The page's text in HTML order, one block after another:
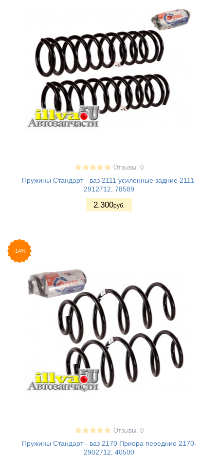
Отзывы: 0
Пружины Стандарт - ваз 2111 усиленные задние 2111-
2912712, 78589
2.300руб.
-14%
Отзывы: 0
Пружины Стандарт - ваз 2170 Приора передние 2170-
2902712, 40500